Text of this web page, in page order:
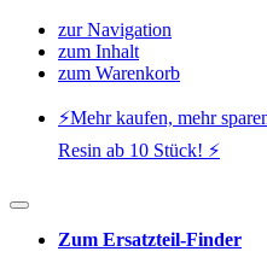
zur Navigation
zum Inhalt
zum Warenkorb
⚡️Mehr kaufen, mehr
Resin ab 10 Stück! ⚡️
Zum Ersatzteil-Finder